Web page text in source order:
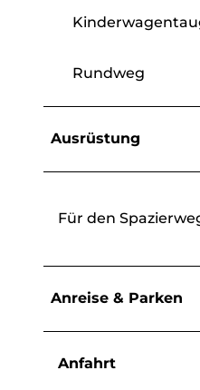
Rundweg
Ausrüstung
Für den
Anreise & Parken
Anfahrt